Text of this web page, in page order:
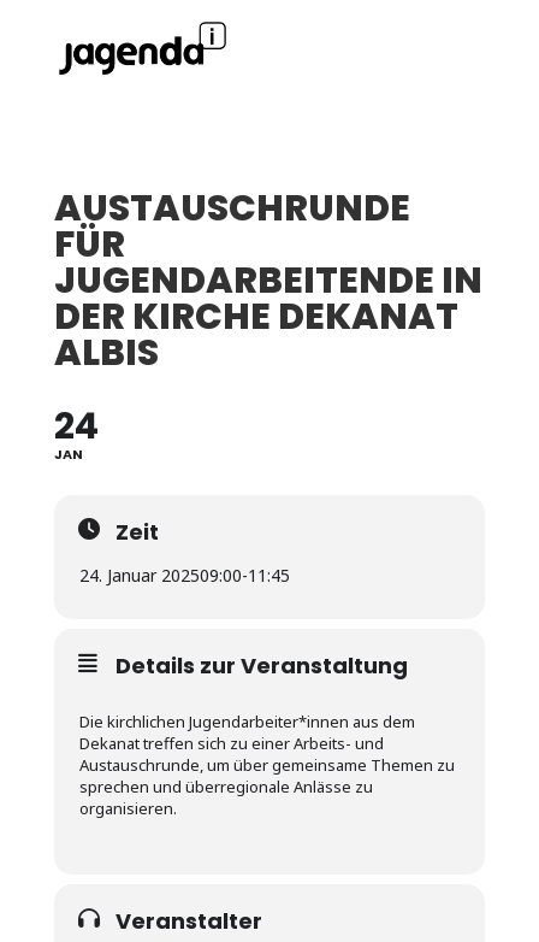
AUSTAUSCHRUNDE
FÜR
JUGENDARBEITENDE IN
DER KIRCHE DEKANAT
ALBIS
24
JAN
Zeit
24. Januar 202509:00-11:45
Details zur Veranstaltung
Die kirchlichen Jugendarbeiter*innen aus dem
Dekanat treffen sich zu einer Arbeits- und
Austauschrunde, um über gemeinsame Themen zu
sprechen und überregionale Anlässe zu
organisieren.
Veranstalter